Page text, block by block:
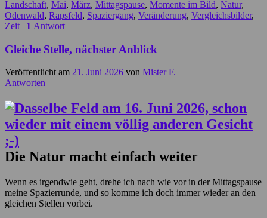
Landschaft, Mai, März, Mittagspause, Momente im Bild, Natur,
Odenwald, Rapsfeld, Spaziergang, Veränderung, Vergleichsbilder,
Zeit | 1 Antwort
Gleiche Stelle, nächster Anblick
Veröffentlicht am 21. Juni 2026 von Mister F.
Antworten
Die Natur macht einfach weiter
Wenn es irgendwie geht, drehe ich nach wie vor in der Mittagspause
meine Spazierrunde, und so komme ich doch immer wieder an den
gleichen Stellen vorbei.